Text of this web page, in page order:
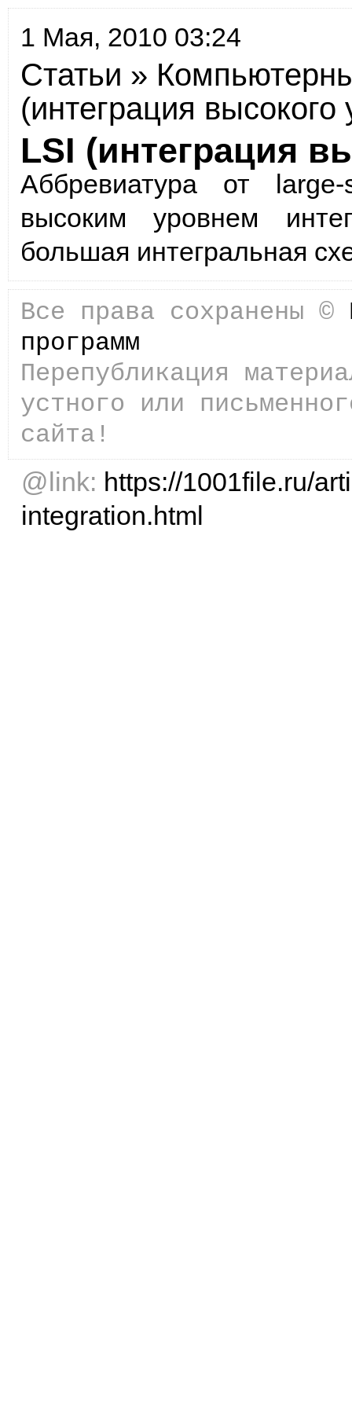
1 Мая, 2010 03:24
Статьи »
(интеграция высокого
LSI (интеграция
Аббревиатура от
высоким уровнем
большая интег­ральная
Все права сохранены ©
программ
Перепубликация
устного или
сайта!
@link: https://1001file.ru/
integration.html